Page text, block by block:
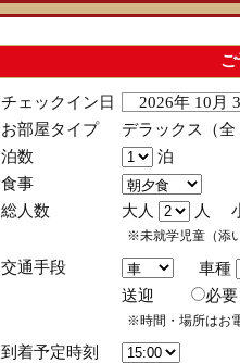
チェックイン日
2026年 10
お部屋タイプ
デラックス（
泊数
泊
食事
総人数
大人 人
※未就学児童（添
交通手段
車種
送迎
※時間・場所はお
到着予定時刻